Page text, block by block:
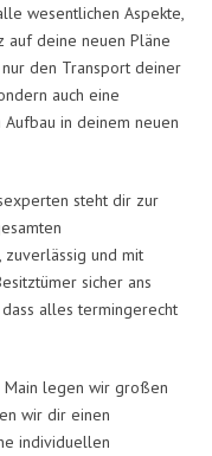
wesentlichen Aspekte,
auf deine neuen Pläne
den Transport deiner
auch eine
in deinem neuen
steht dir zur
und mit
sicher ans
alles termingerecht
Main legen wir großen
wir dir einen
individuellen